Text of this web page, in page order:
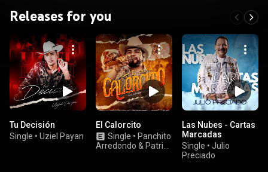
Releases for you
Tu Decisión
Single • Uziel Payan
El Calorcito
Single • Panchito
Arredondo & Patria
Las Nubes - Cartas
Marcadas
Single • Julio
Preciado